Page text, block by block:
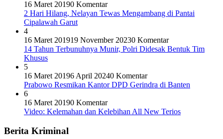
16 Maret 20190 Komentar
2 Hari Hilang, Nelayan Tewas Mengambang di Pantai
Cipalawah Garut
4
16 Maret 201919 November 20230 Komentar
14 Tahun Terbunuhnya Munir, Polri Didesak Bentuk Tim
Khusus
5
16 Maret 20196 April 20240 Komentar
Prabowo Resmikan Kantor DPD Gerindra di Banten
6
16 Maret 20190 Komentar
Video: Kelemahan dan Kelebihan All New Terios
Berita Kriminal